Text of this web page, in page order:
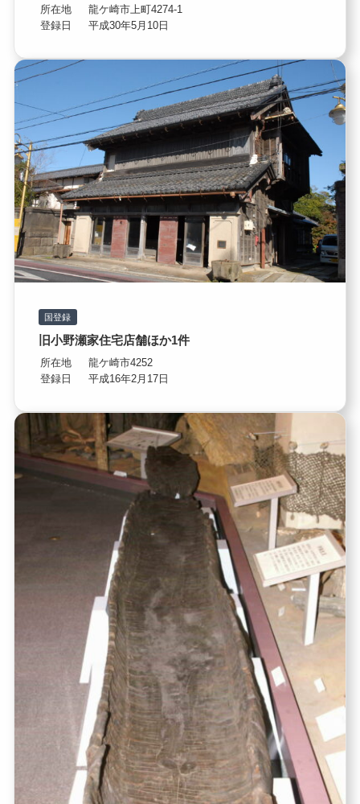
所在地
龍ケ崎市上町4274-1
登録日
平成30年5月10日
国登録
旧小野瀬家住宅店舗ほか1件
所在地
龍ケ崎市4252
登録日
平成16年2月17日